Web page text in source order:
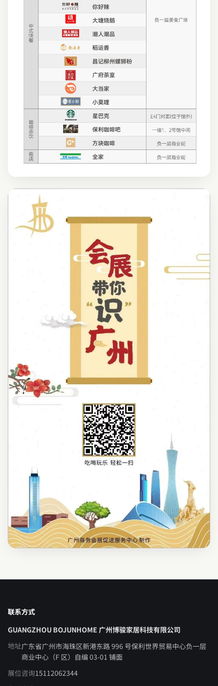
联系方式
GUANGZHOU BOJUNHOME 广州博骏家居科技有限公司
地址广东省广州市海珠区新港东路 996 号保利世界贸易中心负一层
商业中心（F 区）自编 03-01 铺面
展位咨询15112062344